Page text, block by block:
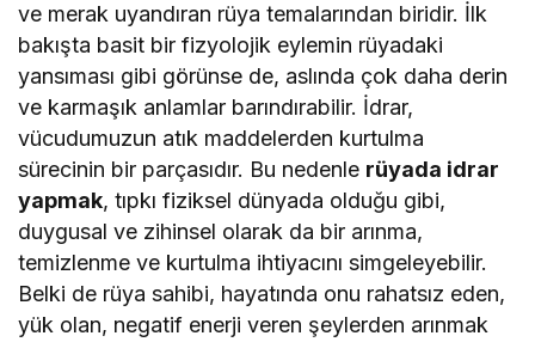
ve merak uyandıran rüya temalarından biridir. İlk
bakışta basit bir fizyolojik eylemin rüyadaki
yansıması gibi görünse de, aslında çok daha derin
ve karmaşık anlamlar barındırabilir. İdrar,
vücudumuzun atık maddelerden kurtulma
sürecinin bir parçasıdır. Bu nedenle rüyada idrar
yapmak, tıpkı fiziksel dünyada olduğu gibi,
duygusal ve zihinsel olarak da bir arınma,
temizlenme ve kurtulma ihtiyacını simgeleyebilir.
Belki de rüya sahibi, hayatında onu rahatsız eden,
yük olan, negatif enerji veren şeylerden arınmak